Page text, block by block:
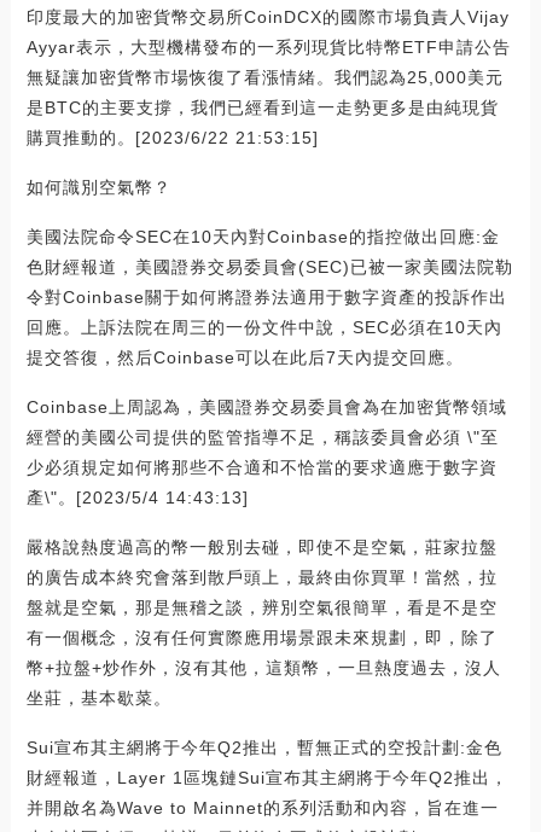
印度最大的加密貨幣交易所CoinDCX的國際市場負責人Vijay
Ayyar表示，大型機構發布的一系列現貨比特幣ETF申請公告
無疑讓加密貨幣市場恢復了看漲情緒。我們認為25,000美元
是BTC的主要支撐，我們已經看到這一走勢更多是由純現貨
購買推動的。[2023/6/22 21:53:15]
如何識別空氣幣？
美國法院命令SEC在10天內對Coinbase的指控做出回應:金
色財經報道，美國證券交易委員會(SEC)已被一家美國法院勒
令對Coinbase關于如何將證券法適用于數字資產的投訴作出
回應。上訴法院在周三的一份文件中說，SEC必須在10天內
提交答復，然后Coinbase可以在此后7天內提交回應。
Coinbase上周認為，美國證券交易委員會為在加密貨幣領域
經營的美國公司提供的監管指導不足，稱該委員會必須 \"至
少必須規定如何將那些不合適和不恰當的要求適應于數字資
產\"。[2023/5/4 14:43:13]
嚴格說熱度過高的幣一般別去碰，即使不是空氣，莊家拉盤
的廣告成本終究會落到散戶頭上，最終由你買單！當然，拉
盤就是空氣，那是無稽之談，辨別空氣很簡單，看是不是空
有一個概念，沒有任何實際應用場景跟未來規劃，即，除了
幣+拉盤+炒作外，沒有其他，這類幣，一旦熱度過去，沒人
坐莊，基本歇菜。
Sui宣布其主網將于今年Q2推出，暫無正式的空投計劃:金色
財經報道，Layer 1區塊鏈Sui宣布其主網將于今年Q2推出，
并開啟名為Wave to Mainnet的系列活動和內容，旨在進一